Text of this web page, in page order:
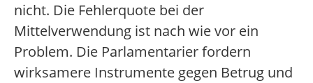
nicht. Die Fehlerquote bei der
Mittelverwendung ist nach wie vor ein
Problem. Die Parlamentarier fordern
wirksamere Instrumente gegen Betrug und